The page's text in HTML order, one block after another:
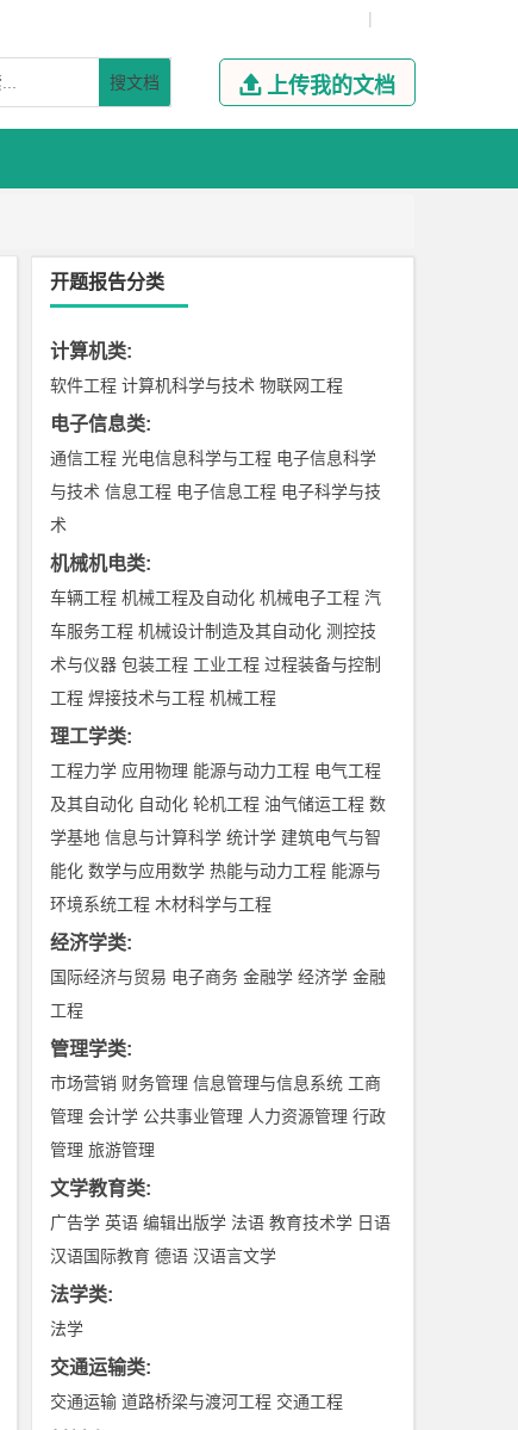
|
搜文档  上传我的文档
开题报告分类
计算机类:
软件工程 计算机科学与技术 物联网工程
电子信息类:
通信工程 光电信息科学与工程 电子信息科学
与技术 信息工程 电子信息工程 电子科学与技
术
机械机电类:
车辆工程 机械工程及自动化 机械电子工程 汽
车服务工程 机械设计制造及其自动化 测控技
术与仪器 包装工程 工业工程 过程装备与控制
工程 焊接技术与工程 机械工程
理工学类:
工程力学 应用物理 能源与动力工程 电气工程
及其自动化 自动化 轮机工程 油气储运工程 数
学基地 信息与计算科学 统计学 建筑电气与智
能化 数学与应用数学 热能与动力工程 能源与
环境系统工程 木材科学与工程
经济学类:
国际经济与贸易 电子商务 金融学 经济学 金融
工程
管理学类:
市场营销 财务管理 信息管理与信息系统 工商
管理 会计学 公共事业管理 人力资源管理 行政
管理 旅游管理
文学教育类:
广告学 英语 编辑出版学 法语 教育技术学 日语
汉语国际教育 德语 汉语言文学
法学类:
法学
交通运输类:
交通运输 道路桥梁与渡河工程 交通工程